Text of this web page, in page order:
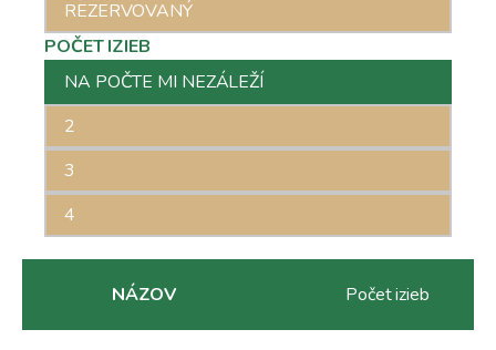
REZERVOVANÝ
POČET IZIEB
POČET IZIEB
NA POČTE MI NEZÁLEŽÍ
2
3
4
NÁZOV Počet izieb